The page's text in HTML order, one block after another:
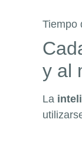
Tiempo
y al
La